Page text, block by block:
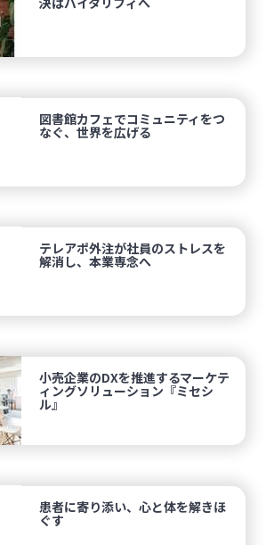
図書館カフェでコミュニティをつ
なぐ、世界を広げる
テレアポ外注が社員のストレスを
解消し、本業専念へ
小売企業のDXを推進するマーケテ
ィングソリューション『ミセシ
ル』
患者に寄り添い、心と体を解きほ
ぐす